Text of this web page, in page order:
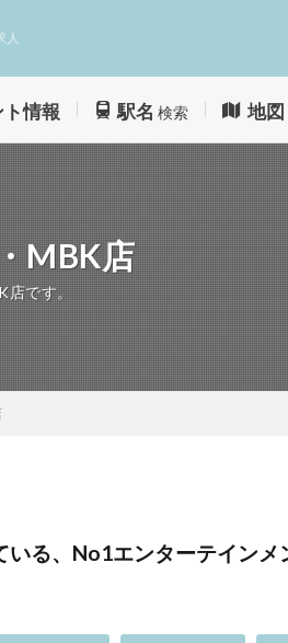
人
情報 駅名 検索 地図
MBK店
です。
る、No1エンターテインメ